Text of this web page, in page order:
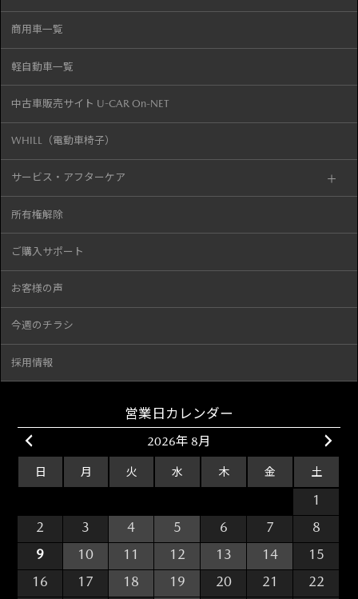
商用車一覧
軽自動車一覧
中古車販売サイト U-CAR On-NET
WHILL（電動車椅子）
サービス・アフターケア
所有権解除
ご購入サポート
お客様の声
今週のチラシ
採用情報
営業日カレンダー
2026年 8月
日 月 火 水 木 金 土
1
2
3 4 5 6 7
8
9
10 11 12 13 14
15
16
17 18 19 20 21
22